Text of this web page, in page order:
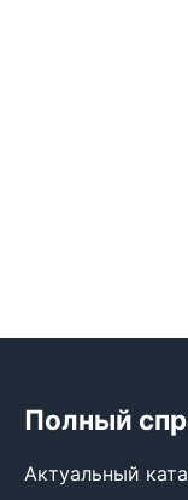
Полный
Актуальный